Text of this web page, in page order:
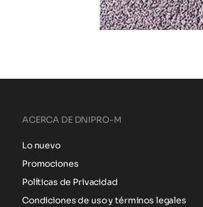
ACERCA DE DNIPRO-M
Lo nuevo
Promociones
Políticas de Privacidad
Condiciones de uso y términos legales